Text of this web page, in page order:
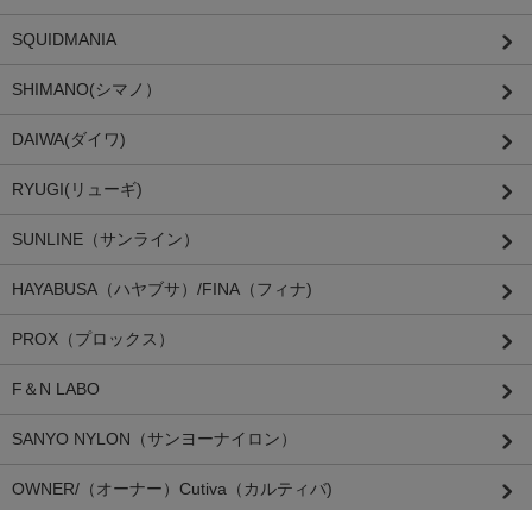
SQUIDMANIA
SHIMANO(シマノ）
DAIWA(ダイワ)
RYUGI(リューギ)
SUNLINE（サンライン）
HAYABUSA（ハヤブサ）/FINA（フィナ)
PROX（プロックス）
F＆N LABO
SANYO NYLON（サンヨーナイロン）
OWNER/（オーナー）Cutiva（カルティバ)